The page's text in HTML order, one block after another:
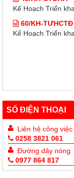
Kế Hoạch Triển
60/KH-TƯHCTĐ
Kế Hoạch Triển
SỐ ĐIỆN THOẠI
Liên hệ công việc
0258 3821 061
Đường dây nóng
0977 864 817